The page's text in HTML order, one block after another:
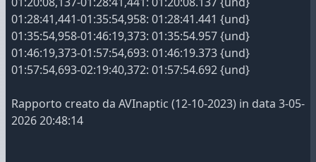
01:28:41,441-01:35:54,958: 01:28:41.441 {und}
01:35:54,958-01:46:19,373: 01:35:54.957 {und}
01:46:19,373-01:57:54,693: 01:46:19.373 {und}
01:57:54,693-02:19:40,372: 01:57:54.692 {und}
Rapporto creato da AVInaptic (12-10-2023) in data 3-05-
2026 20:48:14